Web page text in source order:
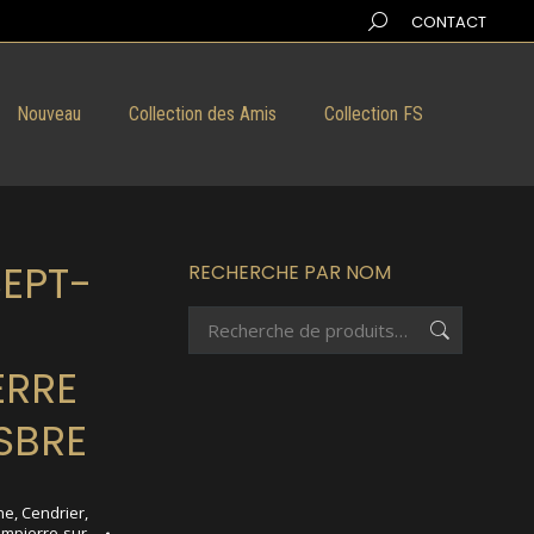
Search:CONTACT
Nouveau Collection des Amis Collection FS
,Cendrier,
RECHERCHE PAR NOM